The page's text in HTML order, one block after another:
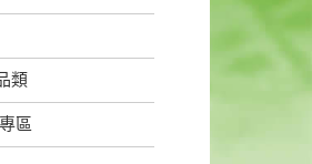
類
區